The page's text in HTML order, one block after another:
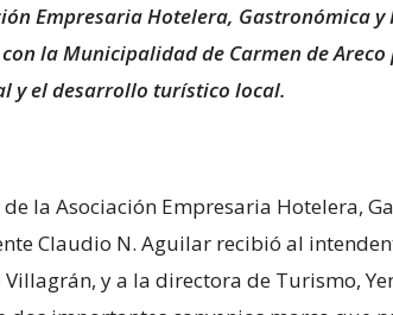
Empresaria Hotelera, Gastronómica
la Municipalidad de Carmen de
y el desarrollo turístico local.
de la Asociación Empresaria Hotelera,
Claudio N. Aguilar recibió al
Villagrán, y a la directora de Turismo,